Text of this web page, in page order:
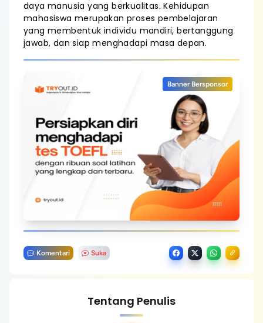
daya manusia yang berkualitas. Kehidupan
mahasiswa merupakan proses pembelajaran
yang membentuk individu mandiri, bertanggung
jawab, dan siap menghadapi masa depan.
Banner Bersponsor
Komentari Suka
Tentang Penulis